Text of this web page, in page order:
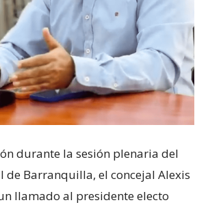
durante la sesión plenaria del
de Barranquilla, el concejal Alexis
llamado al presidente electo